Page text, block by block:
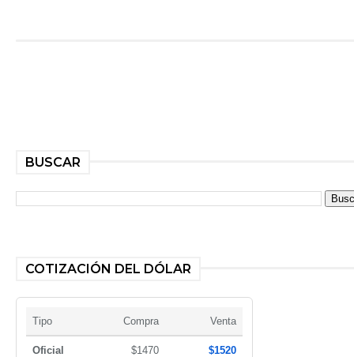
BUSCAR
COTIZACIÓN DEL DÓLAR
Tipo Compra Venta
Oficial $1470 $1520